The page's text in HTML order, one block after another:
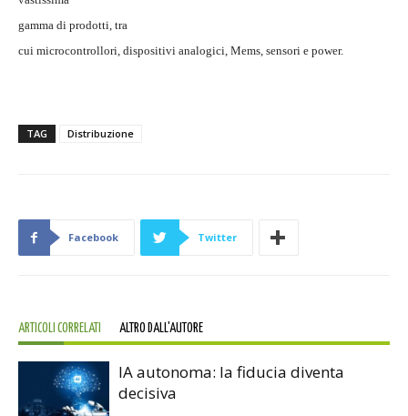
gamma di prodotti, tra
cui microcontrollori, dispositivi analogici, Mems, sensori e power.
TAG Distribuzione
Facebook Twitter
ARTICOLI CORRELATI ALTRO DALL'AUTORE
IA autonoma: la fiducia diventa
decisiva